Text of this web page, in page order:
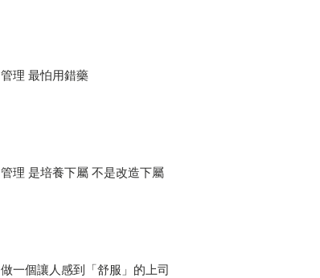
管理 最怕用錯藥
管理 是培養下屬 不是改造下屬
做一個讓人感到「舒服」的上司